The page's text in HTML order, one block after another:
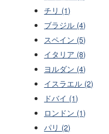
チリ (1)
ブラジル (4)
スペイン (5)
イタリア (8)
ヨルダン (4)
イスラエル (2)
ドバイ (1)
ロンドン (1)
パリ (2)